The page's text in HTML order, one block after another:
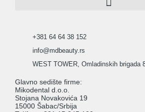
+381 64 64 38 152
info@mdbeauty.rs
WEST TOWER, Omladinskih brigada
Glavno sedište firme:
Mikodental d.o.o.
Stojana Novakovića 19
15000 Šabac/Srbija